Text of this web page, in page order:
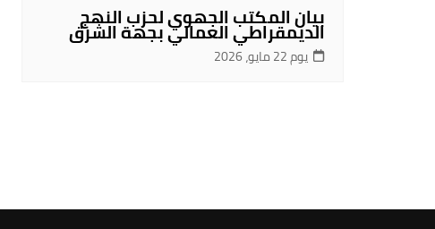
بيان المكتب الجهوي لحزب النهج
الديمقراطي العمالي بجهة الشرق
يوم 22 مايو، 2026